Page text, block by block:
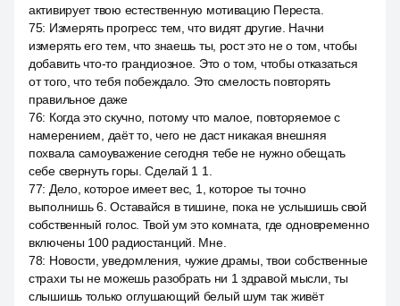
активирует твою естественную мотивацию Переста.
75: Измерять прогресс тем, что видят другие. Начни
измерять его тем, что знаешь ты, рост это не о том, чтобы
добавить что-то грандиозное. Это о том, чтобы отказаться
от того, что тебя побеждало. Это смелость повторять
правильное даже
76: Когда это скучно, потому что малое, повторяемое с
намерением, даёт то, чего не даст никакая внешняя
похвала самоуважение сегодня тебе не нужно обещать
себе свернуть горы. Сделай 1 1.
77: Дело, которое имеет вес, 1, которое ты точно
выполнишь 6. Оставайся в тишине, пока не услышишь свой
собственный голос. Твой ум это комната, где одновременно
включены 100 радиостанций. Мне.
78: Новости, уведомления, чужие драмы, твои собственные
страхи ты не можешь разобрать ни 1 здравой мысли, ты
слышишь только оглушающий белый шум так живёт